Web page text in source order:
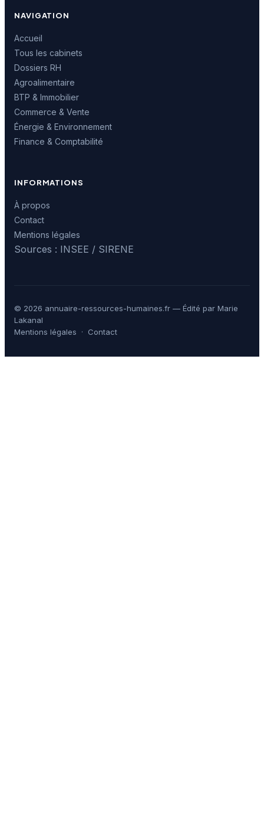
NAVIGATION
Accueil
Tous les cabinets
Dossiers RH
Agroalimentaire
BTP & Immobilier
Commerce & Vente
Énergie & Environnement
Finance & Comptabilité
INFORMATIONS
À propos
Contact
Mentions légales
Sources : INSEE / SIRENE
© 2026 annuaire-ressources-humaines.fr — Édité par Marie
Lakanal
Mentions légales · Contact